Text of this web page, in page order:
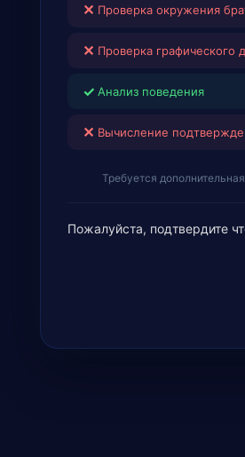
✕ Проверка окружения
✕ Проверка графического
✓ Анализ поведения
✕ Вычисление
Требуется
Пожалуйста, подтвердите